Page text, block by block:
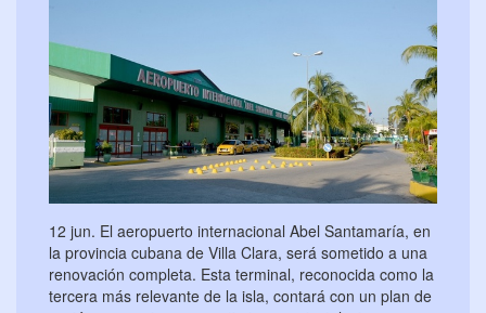
12 jun. El aeropuerto internacional Abel Santamaría, en
la provincia cubana de Villa Clara, será sometido a una
renovación completa. Esta terminal, reconocida como la
tercera más relevante de la isla, contará con un plan de